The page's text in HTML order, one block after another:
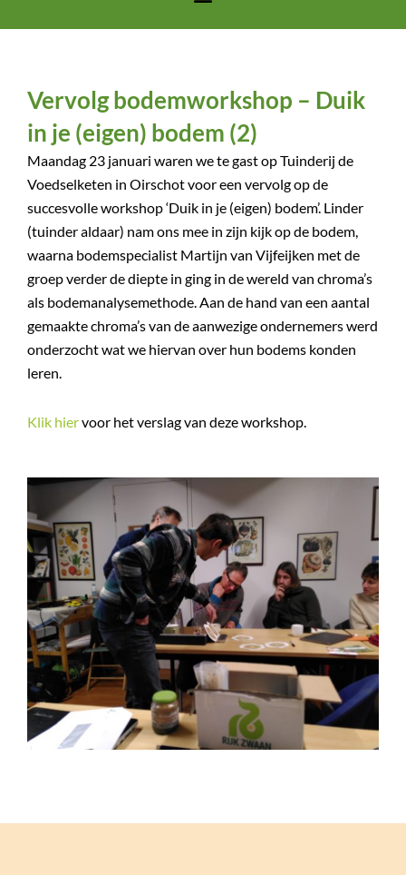
Vervolg bodemworkshop – Duik
in je (eigen) bodem (2)
Maandag 23 januari waren we te gast op Tuinderij de
Voedselketen in Oirschot voor een vervolg op de
succesvolle workshop ‘Duik in je (eigen) bodem’. Linder
(tuinder aldaar) nam ons mee in zijn kijk op de bodem,
waarna bodemspecialist Martijn van Vijfeijken met de
groep verder de diepte in ging in de wereld van chroma’s
als bodemanalysemethode. Aan de hand van een aantal
gemaakte chroma’s van de aanwezige ondernemers werd
onderzocht wat we hiervan over hun bodems konden
leren.
Klik hiervoor het verslag van deze workshop.